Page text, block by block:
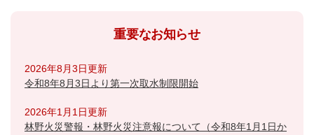
重要なお知らせ
2026年8月3日更新
令和8年8月3日より第一次取水制限開始
2026年1月1日更新
林野火災警報・林野火災注意報について（令和8年1月1日か